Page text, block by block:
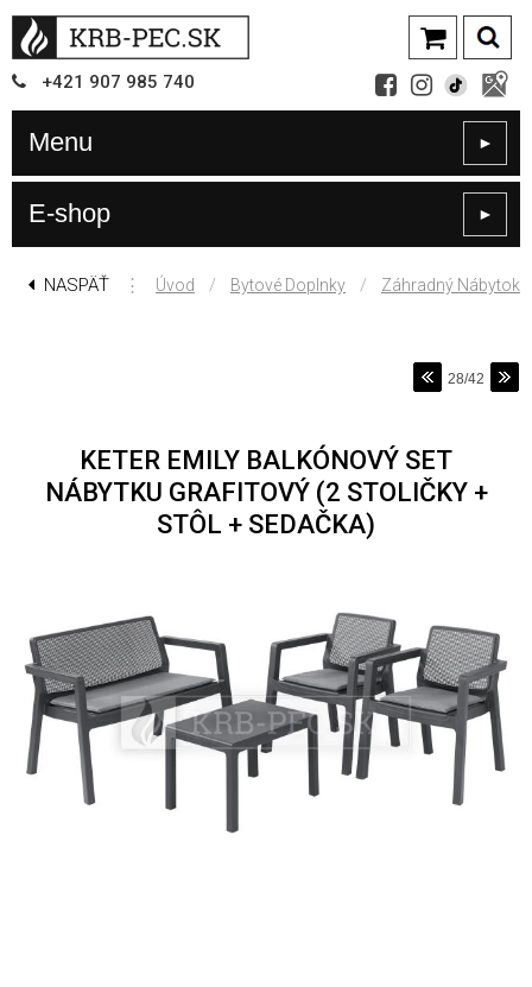
+421 907 985 740
Menu ►
E-shop ►
NASPÄŤ ⋮ Úvod / Bytové Doplnky / Záhradný Nábytok
28/42
KETER EMILY BALKÓNOVÝ SET
NÁBYTKU GRAFITOVÝ (2 STOLIČKY +
STÔL + SEDAČKA)